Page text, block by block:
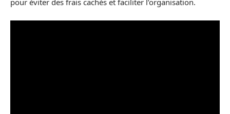
pour éviter des frais cachés et faciliter l’organisation.